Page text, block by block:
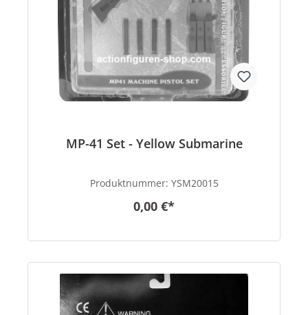
MP-41 Set - Yellow Submarine
Produktnummer: YSM20015
0,00 €*